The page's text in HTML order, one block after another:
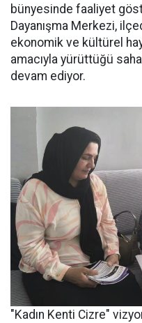
bünyesinde faaliyet
Dayanışma Merkezi,
ekonomik ve kültürel
amacıyla yürüttüğü saha
devam ediyor.
"Kadın Kenti Cizre"